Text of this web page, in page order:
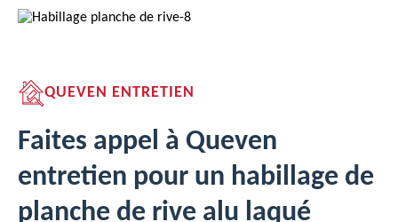
QUEVEN ENTRETIEN
Faites appel à Queven
entretien pour un habillage de
planche de rive alu laqué